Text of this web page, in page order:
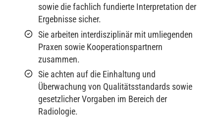
sowie die fachlich fundierte Interpretation der
Ergebnisse sicher.
Sie arbeiten interdisziplinär mit umliegenden
Praxen sowie Kooperationspartnern
zusammen.
Sie achten auf die Einhaltung und
Überwachung von Qualitätsstandards sowie
gesetzlicher Vorgaben im Bereich der
Radiologie.